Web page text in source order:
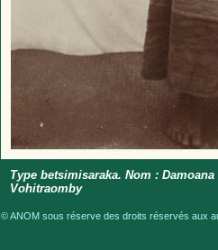
Type betsimisaraka. Nom :
Vohitraomby
© ANOM sous réserve des droits réservés aux